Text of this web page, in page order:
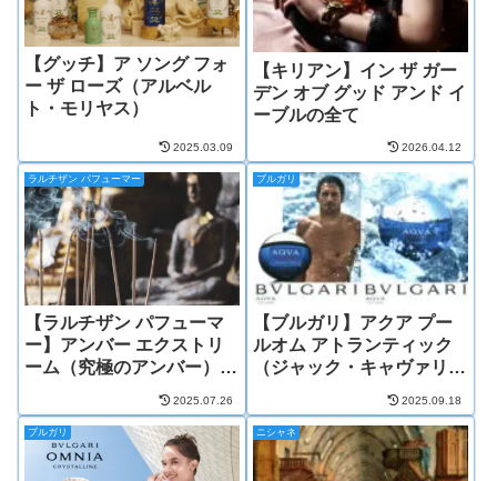
【グッチ】ア ソング フォ
ー ザ ローズ（アルベル
ト・モリヤス）
2025.03.09
【キリアン】イン ザ ガー
デン オブ グッド アンド イ
ーブルの全て
2026.04.12
ラルチザン パフューマー
【ラルチザン パフューマ
ー】アンバー エクストリ
ーム（究極のアンバー）
ナ）
2025.07.26
ブルガリ
【ブルガリ】アクア プー
ルオム アトランティック
（ジャック・キャヴァリ
2025.09.18
ブルガリ ニシャネ